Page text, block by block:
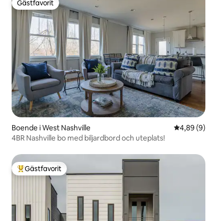
Gästfavorit
Gästfavorit
Boende i West Nashville 4,89 av 5 i
4,89 (9)
4BR Nashville bo med biljardbord och uteplats!
Populär gästfavorit
Gästfavorit